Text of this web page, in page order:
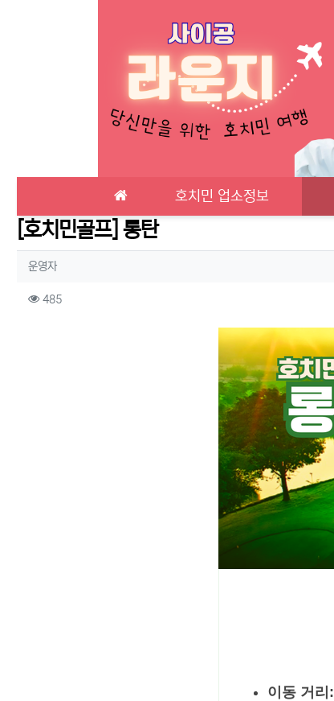
호치민 업소정보
[호치민골프] 롱탄
작성자 정보
운영자작성
컨텐츠 정보
485조회
이동 거리: